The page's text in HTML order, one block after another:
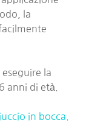
la
la
anni di età.
in bocca.